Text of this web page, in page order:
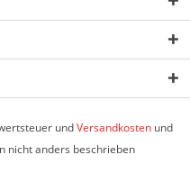
undVersandkostenund
nicht anders beschrieben